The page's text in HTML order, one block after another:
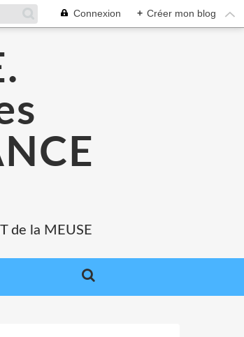
Connexion + Créer mon blog
de la MEUSE